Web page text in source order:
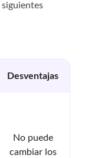
Desventajas
No puede
cambiar los